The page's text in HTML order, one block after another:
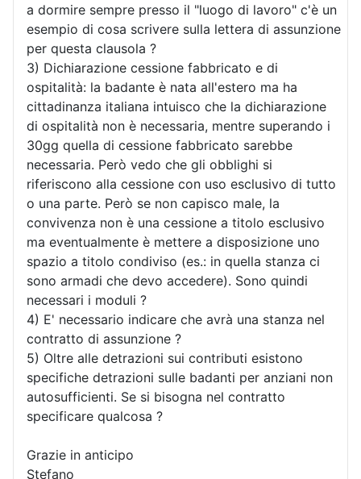
a dormire sempre presso il "luogo di lavoro" c'è un
esempio di cosa scrivere sulla lettera di assunzione
per questa clausola ?
3) Dichiarazione cessione fabbricato e di
ospitalità: la badante è nata all'estero ma ha
cittadinanza italiana intuisco che la dichiarazione
di ospitalità non è necessaria, mentre superando i
30gg quella di cessione fabbricato sarebbe
necessaria. Però vedo che gli obblighi si
riferiscono alla cessione con uso esclusivo di tutto
o una parte. Però se non capisco male, la
convivenza non è una cessione a titolo esclusivo
ma eventualmente è mettere a disposizione uno
spazio a titolo condiviso (es.: in quella stanza ci
sono armadi che devo accedere). Sono quindi
necessari i moduli ?
4) E' necessario indicare che avrà una stanza nel
contratto di assunzione ?
5) Oltre alle detrazioni sui contributi esistono
specifiche detrazioni sulle badanti per anziani non
autosufficienti. Se si bisogna nel contratto
specificare qualcosa ?
Grazie in anticipo
Stefano